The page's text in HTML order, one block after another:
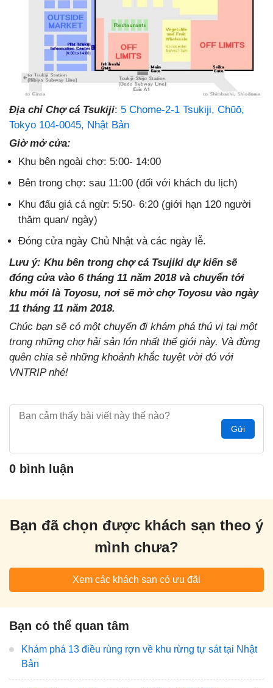
Địa chỉ Chợ cá Tsukiji: 5 Chome-2-1 Tsukiji, Chūō,
Tokyo 104-0045, Nhật Bản
Giờ mở cửa:
Khu bên ngoài chợ: 5:00- 14:00
Bên trong chợ: sau 11:00 (đối với khách du lịch)
Khu đấu giá cá ngừ: 5:50- 6:20 (giới hạn 120 người
thăm quan/ ngày)
Đóng cửa ngày Chủ Nhật và các ngày lễ.
Lưu ý: Khu bên trong chợ cá Tsujiki dự kiến sẽ
đóng cửa vào 6 tháng 11 năm 2018 và chuyển tới
khu mới là Toyosu, nơi sẽ mở chợ Toyosu vào ngày
11 tháng 11 năm 2018.
Chúc bạn sẽ có một chuyến đi khám phá thú vị tại một
trong những chợ hải sản lớn nhất thế giới này. Và đừng
quên chia sẻ những khoảnh khắc tuyệt vời đó với
VNTRIP nhé!
Gửi
0 bình luận
Bạn đã chọn được khách sạn theo ý
mình chưa?
Xem các khách sạn có ưu đãi
Bạn có thể quan tâm
Khám phá 13 điều rùng rợn về khu rừng tự sát tại Nhật
Bản